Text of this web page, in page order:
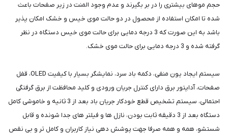
حجم موهای بیشتری را در بر بگیرند و عدم وجود المنت در زیر صفحات باعث
شده تا امکان استفاده از محصول در دو حالت موی خیس و خشک امکان پذیر
باشد به این صورت که 3 درجه دمایی برای حالت موی خیس دستگاه در نظر
گرفته شده و 3 درجه دمایی برای حالت موی خشک.
سیستم ایجاد یون منفی، دکمه باد سرد، نمایشگر بسیار با کیفیت OLED، قفل
صفحات، آداپتور برق دارای کنترل جریان ورودی و کلید محافظت از برق گرفتگی
احتمالی، سیستم تشخیص قطع خودکار جریان باد بعد از 3 ثانیه و خاموشی کامل
دستگاه بعد از 3 دقیقه ثابت بودن، نازل ها و فیلتر های جدا شونده و قابل
شستشو، همه و همه صرفا جهت پوشش دهی نیاز کاربران و کامل تر و بی نقص